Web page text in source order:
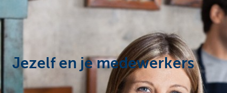
Jezelf en je medewerkers